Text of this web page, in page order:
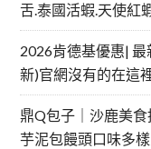
舌.泰國活蝦.天使紅
2026肯德基優惠|
新)官網沒有的在這
鼎Q包子｜沙鹿美
芋泥包饅頭口味多